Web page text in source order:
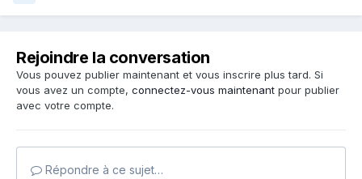
Rejoindre la conversation
Vous pouvez publier maintenant et vous inscrire plus tard. Si
vous avez un compte, connectez-vous maintenant pour publier
avec votre compte.
Répondre à ce sujet…